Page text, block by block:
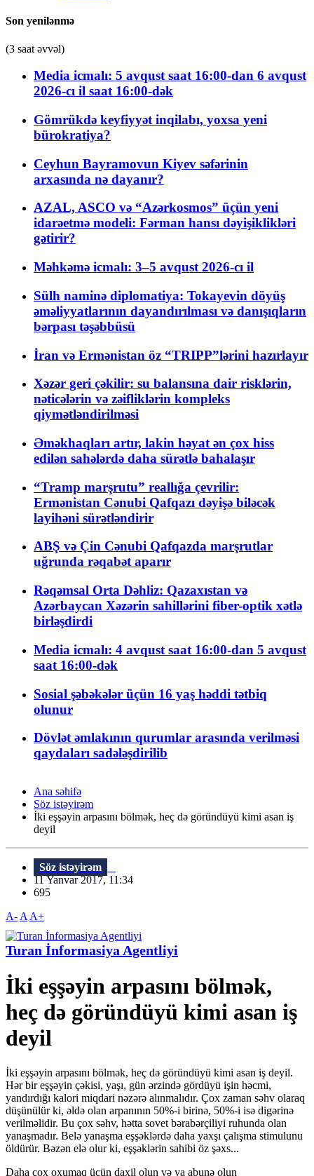
Son yenilənmə
(3 saat əvvəl)
Media icmalı: 5 avqust saat 16:00-dan 6 avqust
2026-cı il saat 16:00-dək
Gömrükdə keyfiyyət inqilabı, yoxsa yeni
bürokratiya?
Ceyhun Bayramovun Kiyev səfərinin
arxasında nə dayanır?
AZAL, ASCO və “Azərkosmos” üçün yeni
idarəetmə modeli: Fərman hansı dəyişiklikləri
gətirir?
Məhkəmə icmalı: 3–5 avqust 2026-cı il
Sülh naminə diplomatiya: Tokayevin döyüş
əməliyyatlarının dayandırılması və danışıqların
bərpası təşəbbüsü
İran və Ermənistan öz “TRIPP”lərini hazırlayır
Xəzər geri çəkilir: su balansına dair risklərin,
nəticələrin və zəifliklərin kompleks
qiymətləndirilməsi
Əməkhaqları artır, lakin həyat ən çox hiss
edilən sahələrdə daha sürətlə bahalaşır
“Tramp marşrutu” reallığa çevrilir:
Ermənistan Cənubi Qafqazı dəyişə biləcək
layihəni sürətləndirir
ABŞ və Çin Cənubi Qafqazda marşrutlar
uğrunda rəqabət aparır
Rəqəmsal Orta Dəhliz: Qazaxıstan və
Azərbaycan Xəzərin sahillərini fiber-optik xətlə
birləşdirdi
Media icmalı: 4 avqust saat 16:00-dan 5 avqust
saat 16:00-dək
Sosial şəbəkələr üçün 16 yaş həddi tətbiq
olunur
Dövlət əmlakının qurumlar arasında verilməsi
qaydaları sadələşdirilib
Ana səhifə
Söz istəyirəm
İki eşşəyin arpasını bölmək, heç də göründüyü kimi asan iş
deyil
Söz istəyirəm
11 Yanvar 2017, 11:34
695
A- A A+
Turan İnformasiya Agentliyi
İki eşşəyin arpasını bölmək,
heç də göründüyü kimi asan iş
deyil
İki eşşəyin arpasını bölmək, heç də göründüyü kimi asan iş deyil.
Hər bir eşşəyin çəkisi, yaşı, gün ərzində gördüyü işin həcmi,
yandırdığı kalori miqdari nəzərə alınmalıdır. Çox zaman səhv olaraq
düşünülür ki, əldə olan arpanının 50%-i birinə, 50%-i isə digərinə
verilməlidir. Bu çox səhv, hətta sovet bərabərçiliyi ruhunda olan
yanaşmadır. Belə yanaşma eşşəklərdə daha yaxşı çalışma stimulunu
öldürür. Bəzən elə olur ki, eşşəklərin sahibi öz şəxs...
Daha çox oxumaq üçün daxil olun və ya abunə olun